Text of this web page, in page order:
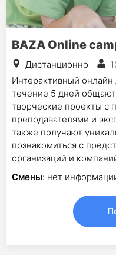
BAZA Online
Дистанционно
Интерактивный онлайн
течение 5 дней
творческие проекты с
преподавателями и
также получают
познакомиться с
организаций и
Смены: нет